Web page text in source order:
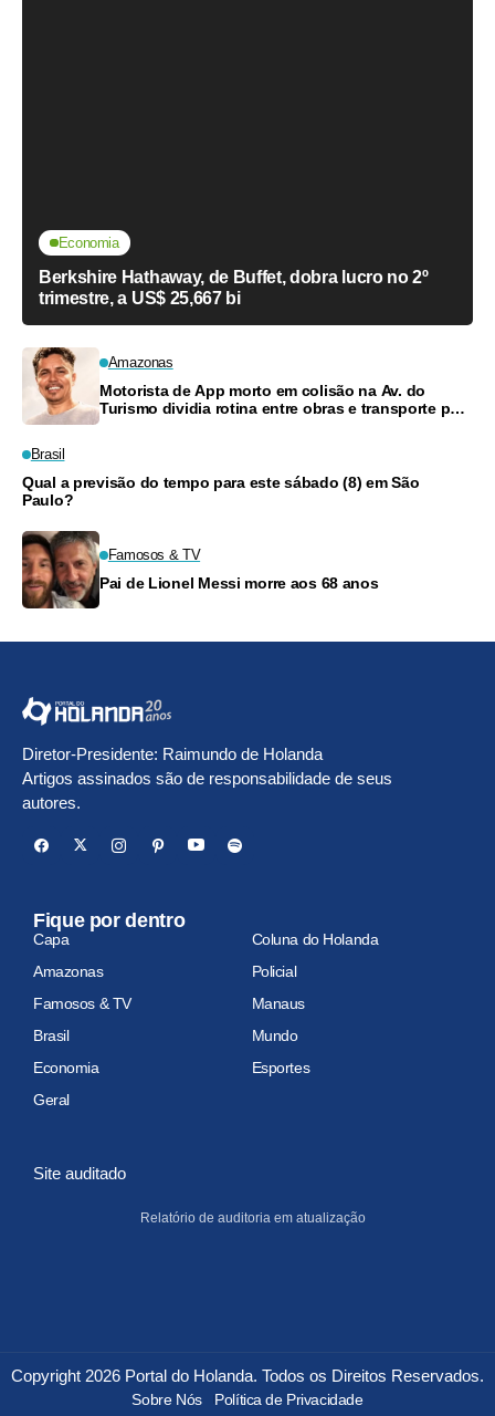
Economia
Berkshire Hathaway, de Buffet, dobra lucro no 2º
trimestre, a US$ 25,667 bi
Amazonas
Motorista de App morto em colisão na Av. do
Turismo dividia rotina entre obras e transporte para
Brasil
Qual a previsão do tempo para este sábado (8) em São
Paulo?
Famosos & TV
Pai de Lionel Messi morre aos 68 anos
Diretor-Presidente: Raimundo de Holanda
Artigos assinados são de responsabilidade de seus
autores.
Fique por dentro
Capa
Coluna do Holanda
Amazonas
Policial
Famosos & TV
Manaus
Brasil
Mundo
Economia
Esportes
Geral
Site auditado
Relatório de auditoria em atualização
Copyright 2026 Portal do Holanda. Todos os Direitos Reservados.
Sobre Nós Política de Privacidade